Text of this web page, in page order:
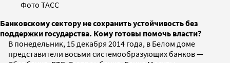
Фото ТАСС
Банковскому сектору не сохранить устойчивость без
поддержки государства. Кому готовы помочь власти?
В понедельник, 15 декабря 2014 года, в Белом доме
представители восьми системообразующих банков —